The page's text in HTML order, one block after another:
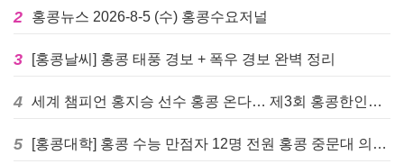
2 홍콩뉴스 2026-8-5 (수) 홍콩수요저널
3 [홍콩날씨] 홍콩 태풍 경보 + 폭우 경보 완벽 정리
4 세계 챔피언 홍지승 선수 홍콩 온다… 제3회 홍콩한인팔씨름대회 9월 12일 개최
5 [홍콩대학] 홍콩 수능 만점자 12명 전원 홍콩 중문대 의대 진학